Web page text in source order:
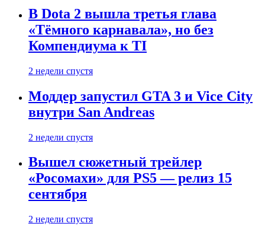
В Dota 2 вышла третья глава
«Тёмного карнавала», но без
Компендиума к TI
2 недели спустя
Моддер запустил GTA 3 и Vice City
внутри San Andreas
2 недели спустя
Вышел сюжетный трейлер
«Росомахи» для PS5 — релиз 15
сентября
2 недели спустя